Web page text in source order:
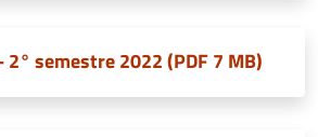
2° semestre 2022 (PDF 7 MB)